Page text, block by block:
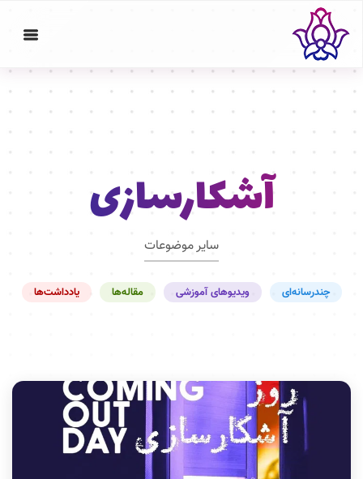
آشکارسازی
سایر موضوعات
چندرسانه‌ای ویدیوهای آموزشی مقاله‌ها یادداشت‌ها